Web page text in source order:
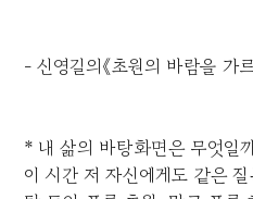
- 신영길의《초원의 바람을 가
* 내 삶의 바탕화면은 무엇일
이 시간 저 자신에게도 같은